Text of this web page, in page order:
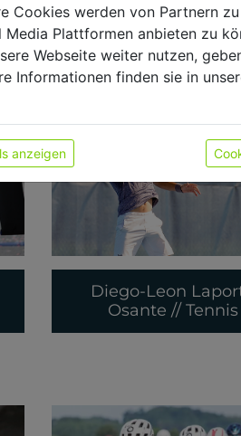
Diego-Leon
Osante // Tennis
Cookies werden von Partnern
Media Plattformen anbieten zu
Webseite weiter nutzen,
Informationen finden sie in
anzeigen